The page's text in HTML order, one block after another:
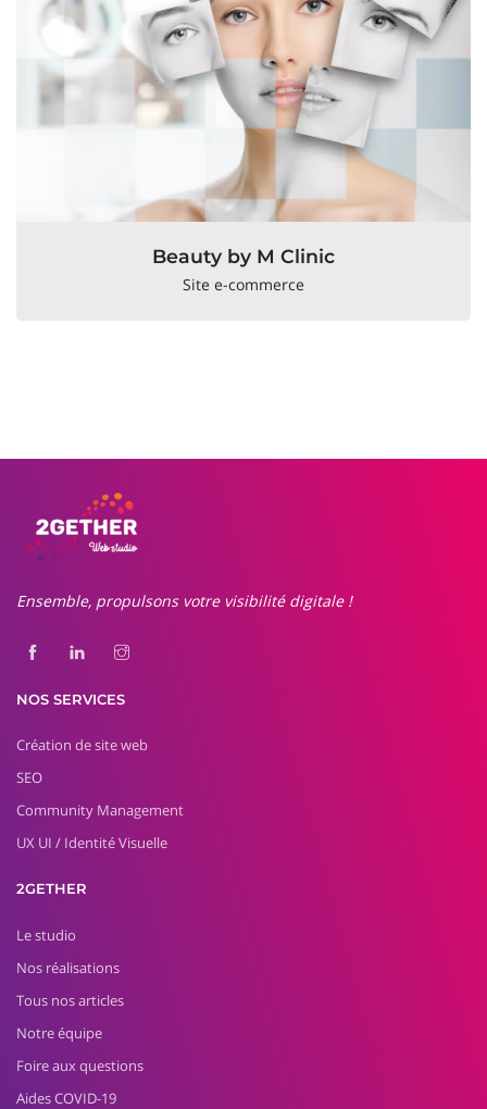
Beauty by M Clinic
Site e-commerce
Ensemble, propulsons votre visibilité digitale !
NOS SERVICES
Création de site web
SEO
Community Management
UX UI / Identité Visuelle
2GETHER
Le studio
Nos réalisations
Tous nos articles
Notre équipe
Foire aux questions
Aides COVID-19